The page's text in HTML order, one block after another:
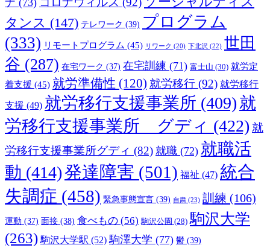
ナ (73)
タンス (147) テレワーク (39) プログラム
(333) リモートプログラム (45) リワーク (20) 下北沢 (22) 世田
谷 (287) 在宅ワーク (37) 在宅訓練 (71) 富士山 (30) 就労定
着支援 (45) 就労準備性 (120) 就労移行 (92) 就労移行
支援 (49) 就労移行支援事業所 (409)就
労移行支援事業所 グディ (422) 就
労移行支援事業所グディ (82) 就職 (72) 就職活
動 (414)発達障害 (501) 福祉 (47) 統合
失調症 (458) 緊急事態宣言 (39) 自粛 (23) 訓練 (106)
運動 (37) 面接 (38) 食べもの (56) 駒沢公園 (28) 駒沢大学
(263) 駒沢大学駅 (52) 駒澤大学 (77) 鬱 (39)